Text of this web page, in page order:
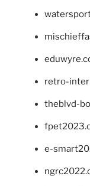
retro-
theblvd-
e-